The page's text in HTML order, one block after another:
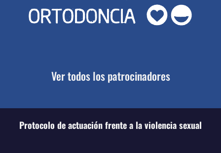
Ver todos los patrocinadores
Protocolo de actuación frente a la violencia sexual